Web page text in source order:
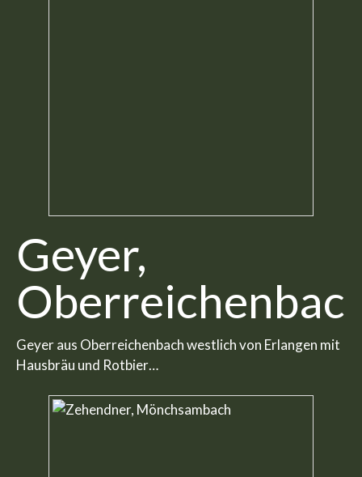
Geyer,
Geyer aus Oberreichenbach westlich von Erlangen mit
Hausbräu und Rotbier…